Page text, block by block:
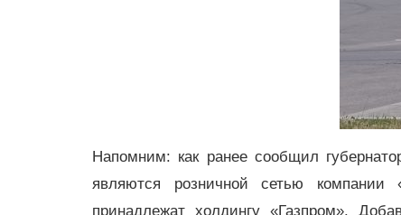
Напомним: как ранее сообщил
являются розничной сетью
принадлежат холдингу «Газпром».